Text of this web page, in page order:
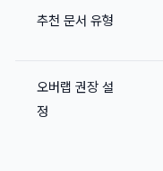
추천 문서 유형
오버랩 권장 설
정